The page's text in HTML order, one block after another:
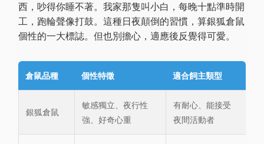
西，吵得你睡不著。我家那隻叫小白，每晚十點準時開
工，跑輪聲像打鼓。這種日夜顛倒的習慣，算銀狐倉鼠
個性的一大標誌。但也別擔心，適應後反覺得可愛。
倉鼠品種 個性特徵 適合飼主類型
銀狐倉鼠
敏感獨立、夜行性
強、好奇心重
有耐心、能接受
夜間活動者